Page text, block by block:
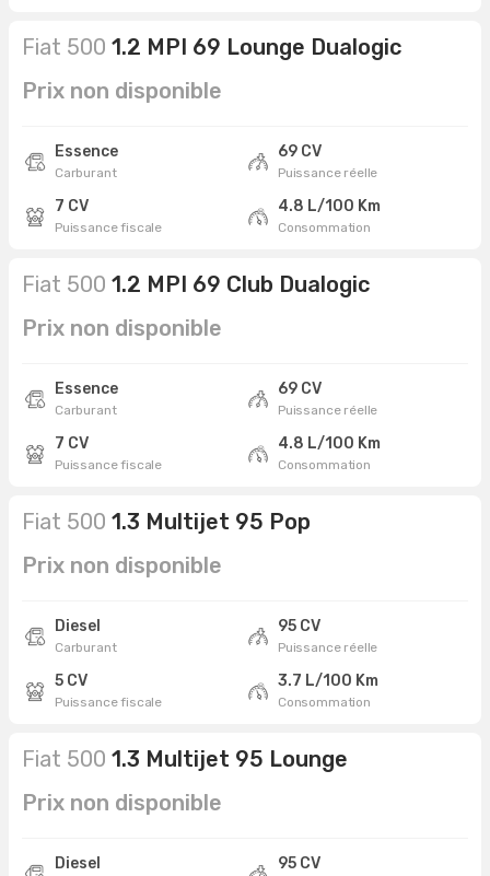
Fiat 500 1.2 MPI 69 Lounge Dualogic
Prix non disponible
Essence
Carburant
69 CV
Puissance réelle
7 CV
Puissance fiscale
4.8 L/100 Km
Consommation
Fiat 500 1.2 MPI 69 Club Dualogic
Prix non disponible
Essence
Carburant
69 CV
Puissance réelle
7 CV
Puissance fiscale
4.8 L/100 Km
Consommation
Fiat 500 1.3 Multijet 95 Pop
Prix non disponible
Diesel
Carburant
95 CV
Puissance réelle
5 CV
Puissance fiscale
3.7 L/100 Km
Consommation
Fiat 500 1.3 Multijet 95 Lounge
Prix non disponible
Diesel 95 CV